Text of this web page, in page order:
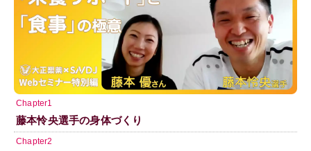
Chapter1
藤本怜央選手の身体づくり
Chapter2